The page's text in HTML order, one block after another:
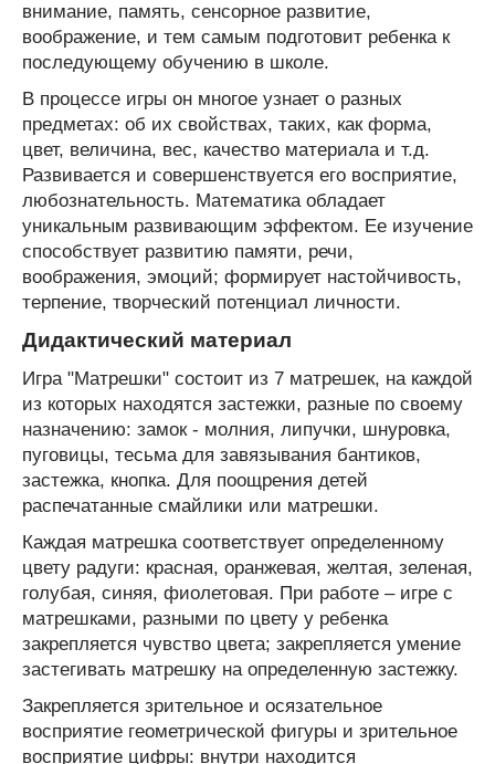
внимание, память, сенсорное развитие,
воображение, и тем самым подготовит ребенка к
последующему обучению в школе.
В процессе игры он многое узнает о разных
предметах: об их свойствах, таких, как форма,
цвет, величина, вес, качество материала и т.д.
Развивается и совершенствуется его восприятие,
любознательность. Математика обладает
уникальным развивающим эффектом. Ее изучение
способствует развитию памяти, речи,
воображения, эмоций; формирует настойчивость,
терпение, творческий потенциал личности.
Дидактический материал
Игра "Матрешки" состоит из 7 матрешек, на каждой
из которых находятся застежки, разные по своему
назначению: замок - молния, липучки, шнуровка,
пуговицы, тесьма для завязывания бантиков,
застежка, кнопка. Для поощрения детей
распечатанные смайлики или матрешки.
Каждая матрешка соответствует определенному
цвету радуги: красная, оранжевая, желтая, зеленая,
голубая, синяя, фиолетовая. При работе – игре с
матрешками, разными по цвету у ребенка
закрепляется чувство цвета; закрепляется умение
застегивать матрешку на определенную застежку.
Закрепляется зрительное и осязательное
восприятие геометрической фигуры и зрительное
восприятие цифры: внутри находится